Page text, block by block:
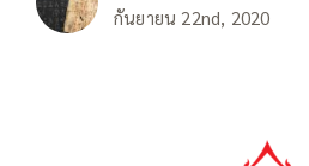
กันยายน 22nd, 2020